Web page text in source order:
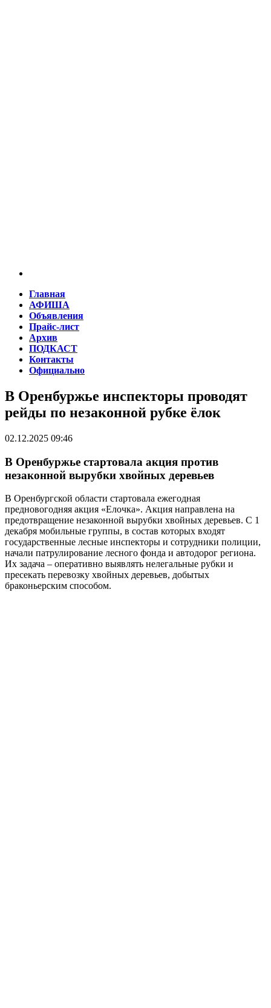
Главная
АФИША
Объявления
Прайс-лист
Архив
ПОДКАСТ
Контакты
Официально
В Оренбуржье инспекторы проводят
рейды по незаконной рубке ёлок
02.12.2025 09:46
В Оренбуржье стартовала акция против
незаконной вырубки хвойных деревьев
В Оренбургской области стартовала ежегодная
предновогодняя акция «Елочка». Акция направлена на
предотвращение незаконной вырубки хвойных деревьев. С 1
декабря мобильные группы, в состав которых входят
государственные лесные инспекторы и сотрудники полиции,
начали патрулирование лесного фонда и автодорог региона.
Их задача – оперативно выявлять нелегальные рубки и
пресекать перевозку хвойных деревьев, добытых
браконьерским способом.